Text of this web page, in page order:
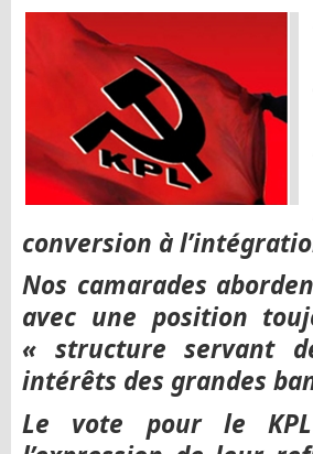
conversion à
Nos camarades
avec une position
« structure servant
intérêts des grandes
Le vote pour le KPL